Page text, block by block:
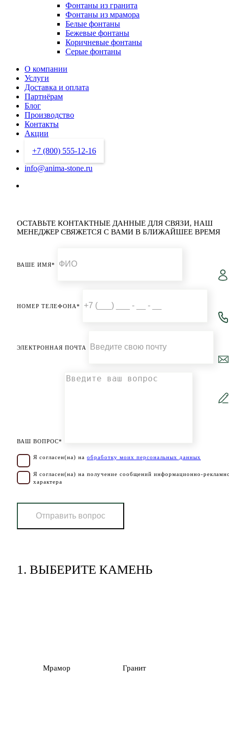
Фонтаны из гранита
Фонтаны из мрамора
Белые фонтаны
Бежевые фонтаны
Коричневые фонтаны
Серые фонтаны
О компании
Услуги
Доставка и оплата
Партнёрам
Блог
Производство
Контакты
Акции
+7 (800) 555-12-16
info@anima-stone.ru
ОСТАВЬТЕ КОНТАКТНЫЕ ДАННЫЕ ДЛЯ СВЯЗИ, НАШ
МЕНЕДЖЕР СВЯЖЕТСЯ С ВАМИ В БЛИЖАЙШЕЕ ВРЕМЯ
ВАШЕ ИМЯ*
НОМЕР ТЕЛЕФОНА*
ЭЛЕКТРОННАЯ ПОЧТА
ВАШ ВОПРОС*
Я согласен(на) на обработку моих персональных данных
Я согласен(на) на получение сообщений информационно-
характера
Отправить вопрос
1. ВЫБЕРИТЕ КАМЕНЬ
Мрамор Гранит